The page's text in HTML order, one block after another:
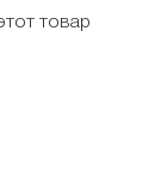
товар